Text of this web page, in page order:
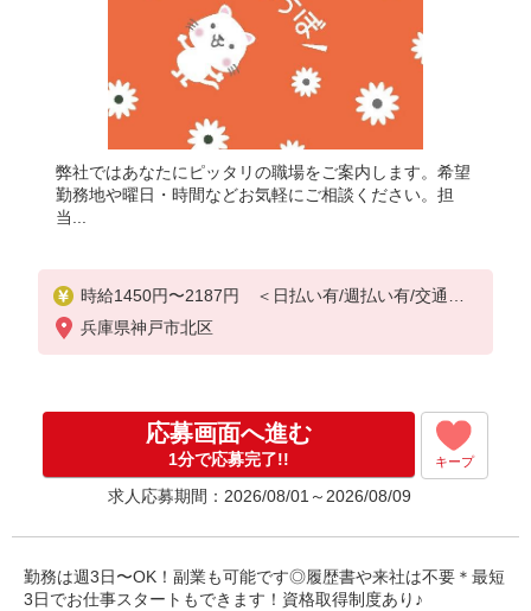
弊社ではあなたにピッタリの職場をご案内します。希望
勤務地や曜日・時間などお気軽にご相談ください。担
当...
時給1450円〜2187円 ＜日払い有/週払い有/交通費
全支給(ガソリン代含む)＞
兵庫県神戸市北区
応募画面へ進む
1分で応募完了!! キープ
求人応募期間：2026/08/01～2026/08/09
勤務は週3日〜OK！副業も可能です◎履歴書や来社は不要＊最短
3日でお仕事スタートもできます！資格取得制度あり♪